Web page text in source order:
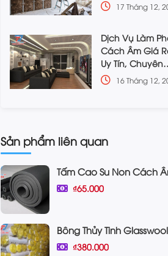
17 Tháng 12,
Dịch Vụ Làm
Cách Âm Giá
Uy Tín, Chuyên
Nghiệp16 Tháng 12,
Sản phẩm liên quan
Tấm Cao Su Non Cách
₫65.000
Bông Thủy Tinh Glasswool
₫380.000